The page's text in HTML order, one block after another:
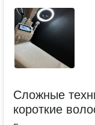
Сложные
короткие